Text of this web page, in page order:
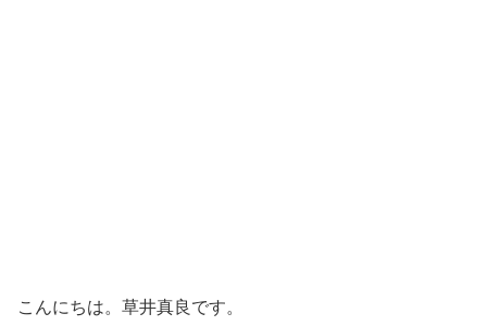
こんにちは。草井真良です。